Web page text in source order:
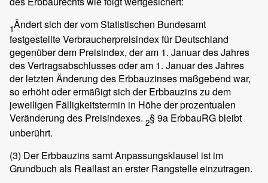
1Ändert sich der vom Statistischen Bundesamt
festgestellte Verbraucherpreisindex für Deutschland
gegenüber dem Preisindex, der am 1. Januar des Jahres
des Vertragsabschlusses oder am 1. Januar des Jahres
der letzten Änderung des Erbbauzinses maßgebend war,
so erhöht oder ermäßigt sich der Erbbauzins zu dem
jeweiligen Fälligkeitstermin in Höhe der prozentualen
Veränderung des Preisindexes. 2§ 9a ErbbauRG bleibt
unberührt.
(3) Der Erbbauzins samt Anpassungsklausel ist im
Grundbuch als Reallast an erster Rangstelle einzutragen.